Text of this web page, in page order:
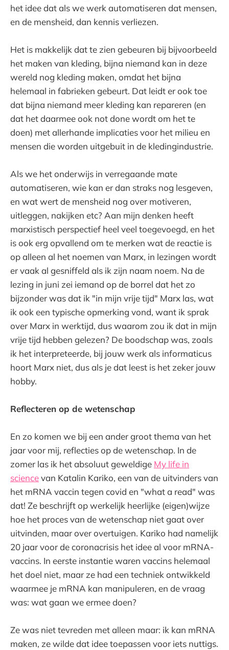
het idee dat als we werk automatiseren dat mensen,
en de mensheid, dan kennis verliezen.
Het is makkelijk dat te zien gebeuren bij bijvoorbeeld
het maken van kleding, bijna niemand kan in deze
wereld nog kleding maken, omdat het bijna
helemaal in fabrieken gebeurt. Dat leidt er ook toe
dat bijna niemand meer kleding kan repareren (en
dat het daarmee ook not done wordt om het te
doen) met allerhande implicaties voor het milieu en
mensen die worden uitgebuit in de kledingindustrie.
Als we het onderwijs in verregaande mate
automatiseren, wie kan er dan straks nog lesgeven,
en wat wert de mensheid nog over motiveren,
uitleggen, nakijken etc? Aan mijn denken heeft
marxistisch perspectief heel veel toegevoegd, en het
is ook erg opvallend om te merken wat de reactie is
op alleen al het noemen van Marx, in lezingen wordt
er vaak al gesniffeld als ik zijn naam noem. Na de
lezing in juni zei iemand op de borrel dat het zo
bijzonder was dat ik "in mijn vrije tijd" Marx las, wat
ik ook een typische opmerking vond, want ik sprak
over Marx in werktijd, dus waarom zou ik dat in mijn
vrije tijd hebben gelezen? De boodschap was, zoals
ik het interpreteerde, bij jouw werk als informaticus
hoort Marx niet, dus als je dat leest is het zeker jouw
hobby.
Reflecteren op de wetenschap
En zo komen we bij een ander groot thema van het
jaar voor mij, reflecties op de wetenschap. In de
zomer las ik het absoluut geweldige My life in
sciencevan Katalin Kariko, een van de uitvinders van
het mRNA vaccin tegen covid en "what a read" was
dat! Ze beschrijft op werkelijk heerlijke (eigen)wijze
hoe het proces van de wetenschap niet gaat over
uitvinden, maar over overtuigen. Kariko had namelijk
20 jaar voor de coronacrisis het idee al voor mRNA-
vaccins. In eerste instantie waren vaccins helemaal
het doel niet, maar ze had een techniek ontwikkeld
waarmee je mRNA kan manipuleren, en de vraag
was: wat gaan we ermee doen?
Ze was niet tevreden met alleen maar: ik kan mRNA
maken, ze wilde dat idee toepassen voor iets nuttigs.